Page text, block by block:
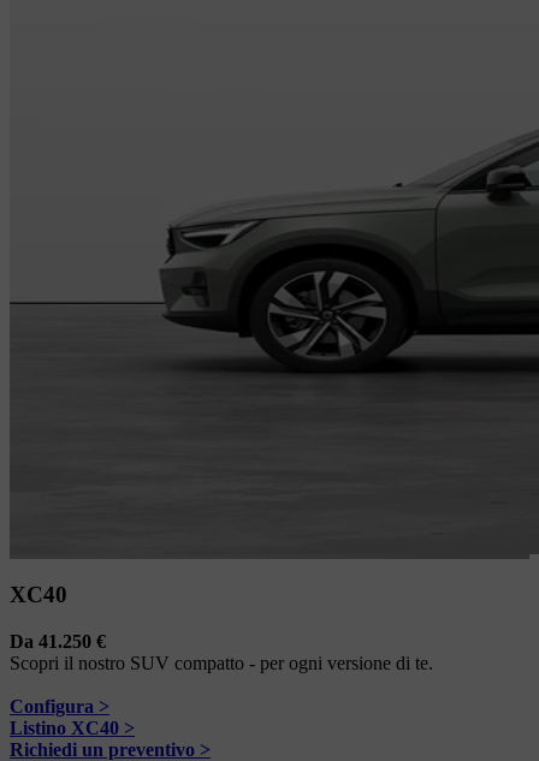
XC40
Da 41.250 €
Scopri il nostro SUV compatto - per ogni versione di te.
Configura >
Listino XC40 >
Richiedi un preventivo >